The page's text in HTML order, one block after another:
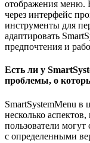
отображения меню.
через интерфейс
инструменты для
адаптировать
предпочтения и
Есть ли у
проблемы, о
SmartSystemMenu в
несколько
пользователи
с определенными